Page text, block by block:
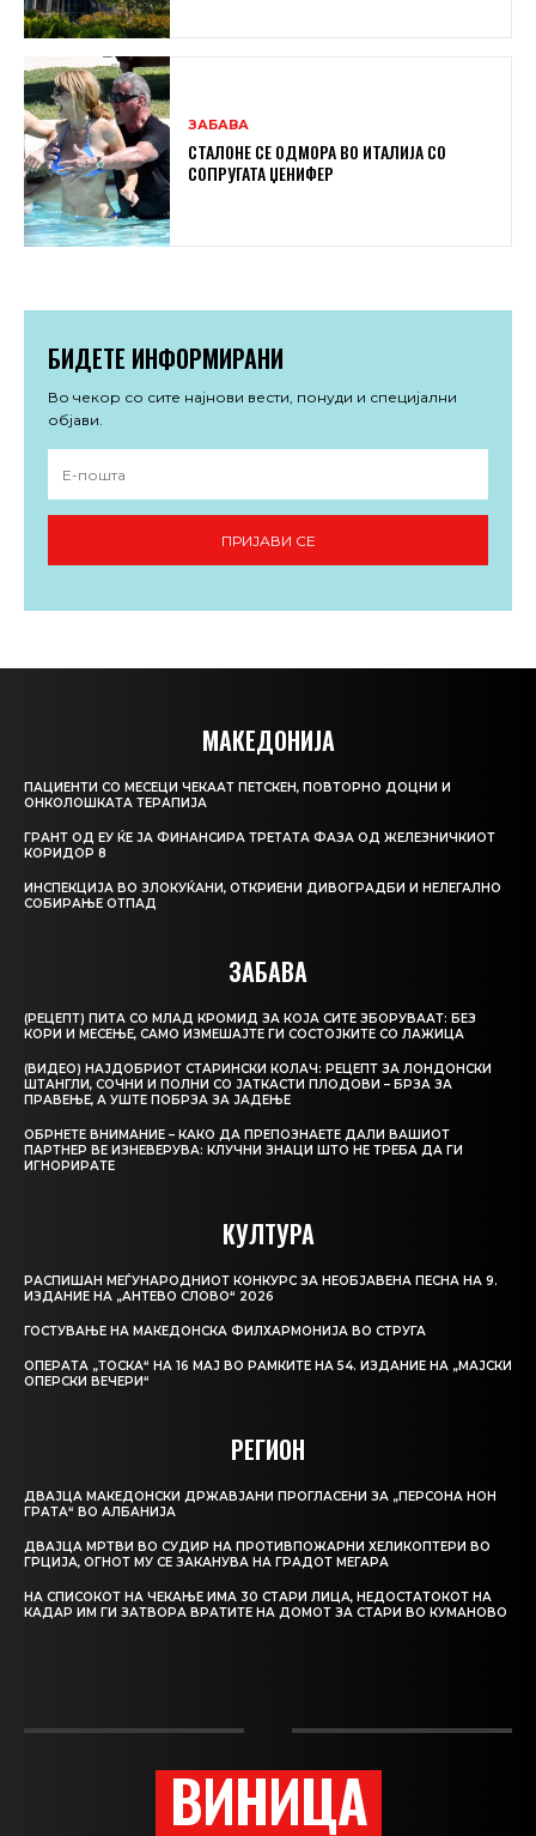
ЗАБАВА
СТАЛОНЕ СЕ ОДМОРА ВО ИТАЛИЈА СО
СОПРУГАТА ЏЕНИФЕР
БИДЕТЕ ИНФОРМИРАНИ
Во чекор со сите најнови вести, понуди и специјални
објави.
ПРИЈАВИ СЕ
МАКЕДОНИЈА
ПАЦИЕНТИ СО МЕСЕЦИ ЧЕКААТ ПЕТСКЕН, ПОВТОРНО ДОЦНИ И
ОНКОЛОШКАТА ТЕРАПИЈА
ГРАНТ ОД ЕУ ЌЕ ЈА ФИНАНСИРА ТРЕТАТА ФАЗА ОД ЖЕЛЕЗНИЧКИОТ
КОРИДОР 8
ИНСПЕКЦИЈА ВО ЗЛОКУЌАНИ, ОТКРИЕНИ ДИВОГРАДБИ И НЕЛЕГАЛНО
СОБИРАЊЕ ОТПАД
ЗАБАВА
(РЕЦЕПТ) ПИТА СО МЛАД КРОМИД ЗА КОЈА СИТЕ ЗБОРУВААТ: БЕЗ
КОРИ И МЕСЕЊЕ, САМО ИЗМЕШАЈТЕ ГИ СОСТОЈКИТЕ СО ЛАЖИЦА
(ВИДЕО) НАЈДОБРИОТ СТАРИНСКИ КОЛАЧ: РЕЦЕПТ ЗА ЛОНДОНСКИ
ШТАНГЛИ, СОЧНИ И ПОЛНИ СО ЈАТКАСТИ ПЛОДОВИ – БРЗА ЗА
ПРАВЕЊЕ, А УШТЕ ПОБРЗА ЗА ЈАДЕЊЕ
ОБРНЕТЕ ВНИМАНИЕ – КАКО ДА ПРЕПОЗНАЕТЕ ДАЛИ ВАШИОТ
ПАРТНЕР ВЕ ИЗНЕВЕРУВА: КЛУЧНИ ЗНАЦИ ШТО НЕ ТРЕБА ДА ГИ
ИГНОРИРАТЕ
КУЛТУРА
РАСПИШАН МЕЃУНАРОДНИОТ КОНКУРС ЗА НЕОБЈАВЕНА ПЕСНА НА 9.
ИЗДАНИЕ НА „АНТЕВО СЛОВО“ 2026
ГОСТУВАЊЕ НА МАКЕДОНСКА ФИЛХАРМОНИЈА ВО СТРУГА
ОПЕРАТА „ТОСКА“ НА 16 МАЈ ВО РАМКИТЕ НА 54. ИЗДАНИЕ НА „МАЈСКИ
ОПЕРСКИ ВЕЧЕРИ“
РЕГИОН
ДВАЈЦА МАКЕДОНСКИ ДРЖАВЈАНИ ПРОГЛАСЕНИ ЗА „ПЕРСОНА НОН
ГРАТА“ ВО АЛБАНИЈА
ДВАЈЦА МРТВИ ВО СУДИР НА ПРОТИВПОЖАРНИ ХЕЛИКОПТЕРИ ВО
ГРЦИЈА, ОГНОТ МУ СЕ ЗАКАНУВА НА ГРАДОТ МЕГАРА
НА СПИСОКОТ НА ЧЕКАЊЕ ИМА 30 СТАРИ ЛИЦА, НЕДОСТАТОКОТ НА
КАДАР ИМ ГИ ЗАТВОРА ВРАТИТЕ НА ДОМОТ ЗА СТАРИ ВО КУМАНОВО
ВИНИЦА